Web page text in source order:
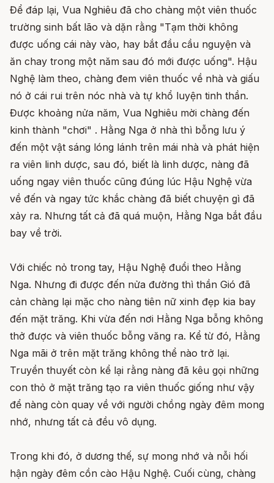
Để đáp lại, Vua Nghiêu đã cho chàng một viên thuốc
trường sinh bất lão và dặn rằng "Tạm thời không
được uống cái này vào, hay bắt đầu cầu nguyện và
ăn chay trong một năm sau đó mới được uống". Hậu
Nghệ làm theo, chàng đem viên thuốc về nhà và giấu
nó ở cái rui trên nóc nhà và tự khổ luyện tinh thần.
Được khoảng nửa năm, Vua Nghiêu mời chàng đến
kinh thành "chơi" . Hằng Nga ở nhà thì bỗng lưu ý
đến một vật sáng lóng lánh trên mái nhà và phát hiện
ra viên linh dược, sau đó, biết là linh dược, nàng đã
uống ngay viên thuốc cũng đúng lúc Hậu Nghệ vừa
về đến và ngay tức khắc chàng đã biết chuyện gì đã
xảy ra. Nhưng tất cả đã quá muộn, Hằng Nga bắt đầu
bay về trời.
Với chiếc nỏ trong tay, Hậu Nghệ đuổi theo Hằng
Nga. Nhưng đi được đến nửa đường thì thần Gió đã
cản chàng lại mặc cho nàng tiên nữ xinh đẹp kia bay
đến mặt trăng. Khi vừa đến nơi Hằng Nga bỗng không
thở được và viên thuốc bỗng văng ra. Kể từ đó, Hằng
Nga mãi ở trên mặt trăng không thể nào trở lại.
Truyền thuyết còn kể lại rằng nàng đã kêu gọi những
con thỏ ở mặt trăng tạo ra viên thuốc giống như vậy
để nàng còn quay về với người chồng ngày đêm mong
nhớ, nhưng tất cả đều vô dụng.
Trong khi đó, ở dương thế, sự mong nhớ và nỗi hối
hận ngày đêm cồn cào Hậu Nghệ. Cuối cùng, chàng